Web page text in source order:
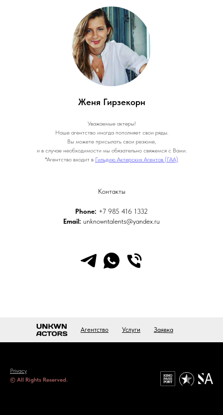
Женя Гирзекорн
Уважаемые актеры!
Наше агентство иногда пополняет свои ряды.
Вы можете присылать свои резюме,
и в случае необходимости мы обязательно свяжемся с Вами.
*Агентство входит в Гильдию Актерских Агентов (ГАА)
Контакты
Phone: +7 985 416 1332
Email: unknowntalents@yandex.ru
Агентство Услуги Заявка
Privacy
© All Rights Reserved.